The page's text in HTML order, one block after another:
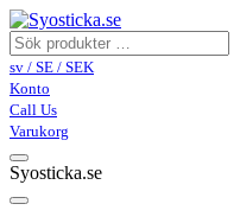
sv / SE / SEK
Konto
Call Us
Varukorg
Syosticka.se